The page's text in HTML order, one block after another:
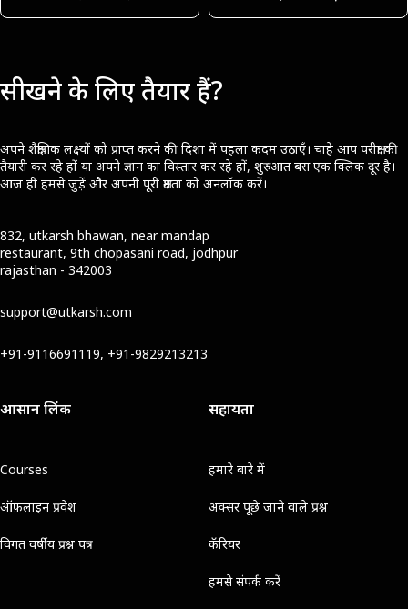
सीखने के लिए तैयार हैं?
अपने शैक्षणिक लक्ष्यों को प्राप्त करने की दिशा में पहला कदम उठाएँ। चाहे आप परीक्षा की
तैयारी कर रहे हों या अपने ज्ञान का विस्तार कर रहे हों, शुरुआत बस एक क्लिक दूर है।
आज ही हमसे जुड़ें और अपनी पूरी क्षमता को अनलॉक करें।
832, utkarsh bhawan, near mandap
restaurant, 9th chopasani road, jodhpur
rajasthan - 342003
support@utkarsh.com
+91-9116691119, +91-9829213213
आसान लिंक
Courses
ऑफ़लाइन प्रवेश
विगत वर्षीय प्रश्न पत्र
सहायता
हमारे बारे में
अक्सर पूछे जाने वाले प्रश्न
कॅरियर
हमसे संपर्क करें